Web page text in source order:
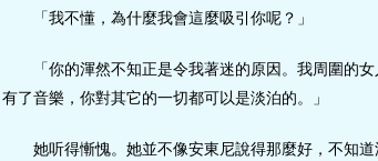
「我不懂，為什麼我會這麼吸引你呢？」
「你的渾然不知正是令我著迷的原因。我周圍的
有了音樂，你對其它的一切都可以是淡泊的。」
她听得慚愧。她並不像安東尼說得那麼好，不知